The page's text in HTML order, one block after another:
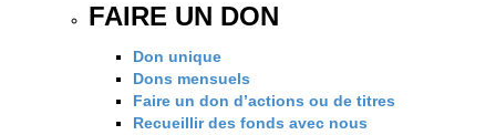
FAIRE UN DON
Don unique
Dons mensuels
Faire un don d’actions ou de titres
Recueillir des fonds avec nous